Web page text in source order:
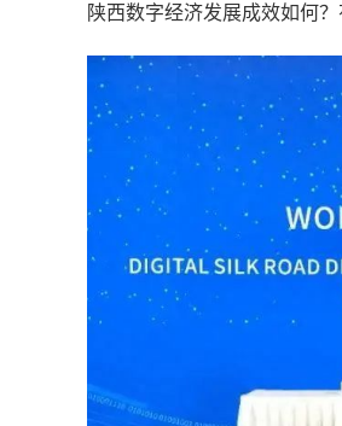
陕西数字经济发展成效如何